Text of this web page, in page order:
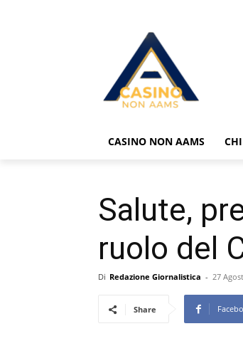
CASINO NON AAMS
Salute,
ruolo del
Di Redazione Giornalistica - 27
Share